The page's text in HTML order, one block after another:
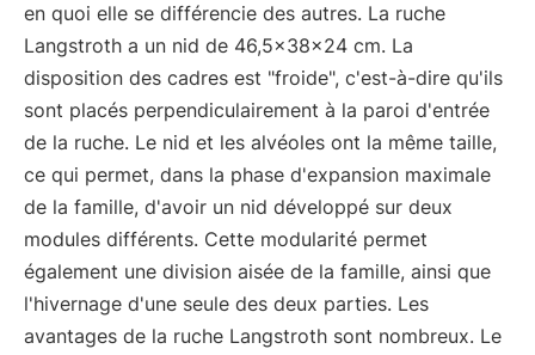
en quoi elle se différencie des autres. La ruche
Langstroth a un nid de 46,5x38x24 cm. La
disposition des cadres est "froide", c'est-à-dire qu'ils
sont placés perpendiculairement à la paroi d'entrée
de la ruche. Le nid et les alvéoles ont la même taille,
ce qui permet, dans la phase d'expansion maximale
de la famille, d'avoir un nid développé sur deux
modules différents. Cette modularité permet
également une division aisée de la famille, ainsi que
l'hivernage d'une seule des deux parties. Les
avantages de la ruche Langstroth sont nombreux. Le